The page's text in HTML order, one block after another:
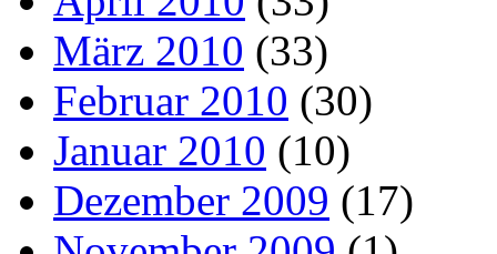
März 2010 (33)
Februar 2010 (30)
Januar 2010 (10)
Dezember 2009 (17)